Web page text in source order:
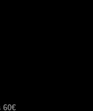
60€